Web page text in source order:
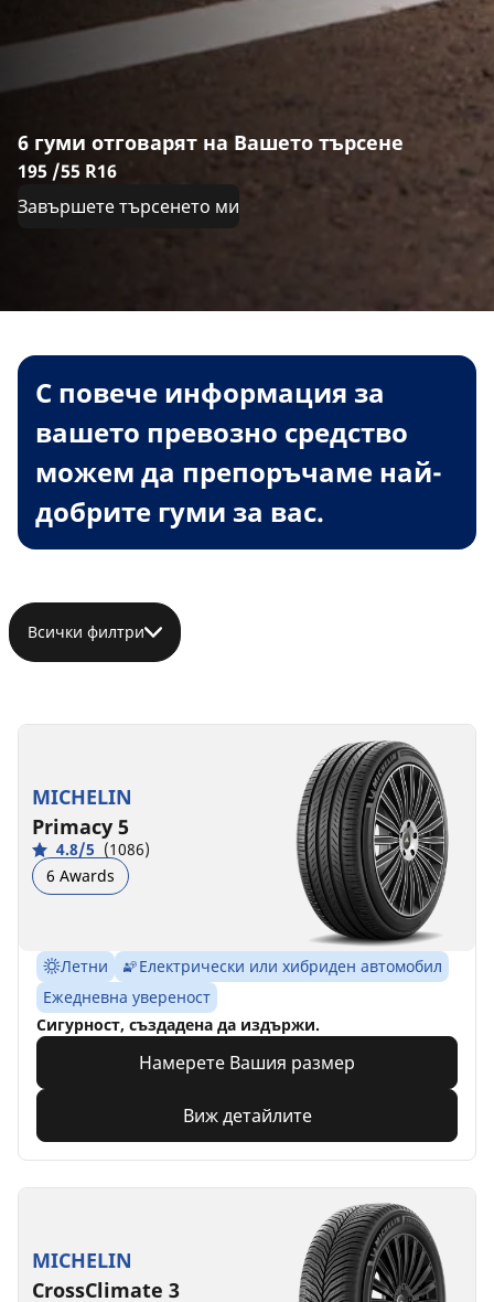
6 гуми отговарят на Вашето търсене
195 /55 R16
Завършете търсенето ми
С повече информация за
вашето превозно средство
можем да препоръчаме най-
добрите гуми за вас.
Всички филтри
MICHELIN
Primacy 5
4.8/5 (1086)
6 Awards
Летни
Електрически или хибриден автомобил
Ежедневна увереност
Сигурност, създадена да издържи.
Намерете Вашия размер
Виж детайлите
MICHELIN
CrossClimate 3